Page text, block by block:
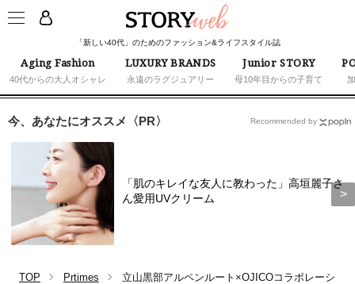
「新しい40代」のためのファッション&ライフスタイル誌
Aging Fashion
40代からの大人オシャレ
LUXURY BRANDS
永遠のラグジュアリー
Junior STORY
母10年目からの子育て
今、あなたにオススメ〈PR〉
「肌のキレイな友人に教わった」高垣麗子さ
ん愛用UVクリーム
Recommended by
TOP Prtimes
立山黒部アルペンルート×OJICOコラボレーシ